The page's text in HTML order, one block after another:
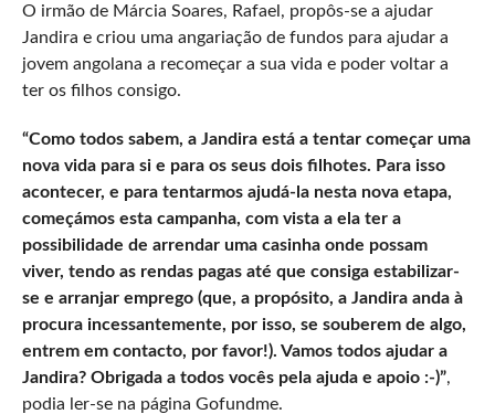
O irmão de Márcia Soares, Rafael, propôs-se a ajudar
Jandira e criou uma angariação de fundos para ajudar a
jovem angolana a recomeçar a sua vida e poder voltar a
ter os filhos consigo.
“Como todos sabem, a Jandira está a tentar começar uma
nova vida para si e para os seus dois filhotes. Para isso
acontecer, e para tentarmos ajudá-la nesta nova etapa,
começámos esta campanha, com vista a ela ter a
possibilidade de arrendar uma casinha onde possam
viver, tendo as rendas pagas até que consiga estabilizar-
se e arranjar emprego (que, a propósito, a Jandira anda à
procura incessantemente, por isso, se souberem de algo,
entrem em contacto, por favor!). Vamos todos ajudar a
Jandira? Obrigada a todos vocês pela ajuda e apoio :-)”,
podia ler-se na página Gofundme.